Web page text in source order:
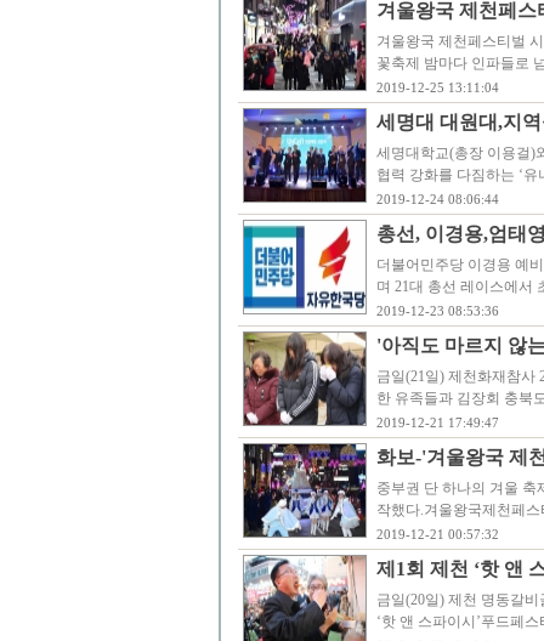
겨울왕국 제천페
겨울왕국 제천페스티벌
꽃축제 밤마다 인파들로
2019-12-25 13:11:04
세명대 대원대,지
세명대학교(총장 이용걸)
협력 강화를 다짐하는 ‘
2019-12-24 08:06:44
총선, 이경용,엄태
더불어민주당 이경용 예
며 21대 총선 레이스에서
2019-12-23 08:53:36
'아직도 마르지 않
금일(21일) 제천화재참사
한 유족들과 김장회 충북
2019-12-21 17:49:47
화보-'겨울왕국 제
중부권 단 하나의 겨울 축
작했다.겨울왕국제천페
2019-12-21 00:57:32
제1회 제천 ‘핫 앤
금일(20일) 제천 명동갈
‘핫 앤 스파이시’푸드페